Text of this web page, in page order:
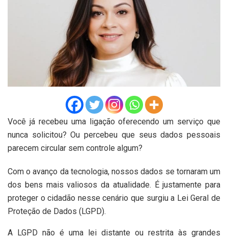
Você já recebeu uma ligação oferecendo um serviço que
nunca solicitou? Ou percebeu que seus dados pessoais
parecem circular sem controle algum?
Com o avanço da tecnologia, nossos dados se tornaram um
dos bens mais valiosos da atualidade. É justamente para
proteger o cidadão nesse cenário que surgiu a Lei Geral de
Proteção de Dados (LGPD).
A LGPD não é uma lei distante ou restrita às grandes